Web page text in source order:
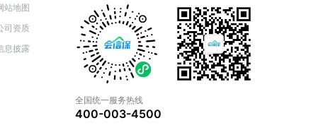
财产一切险和家庭财产保险有什么
区别？
2024-05-28 05:21:14
财产一切险包括哪些基本保障？
站地图
司资质
息披露
全国统一服务热线
400-003-4500